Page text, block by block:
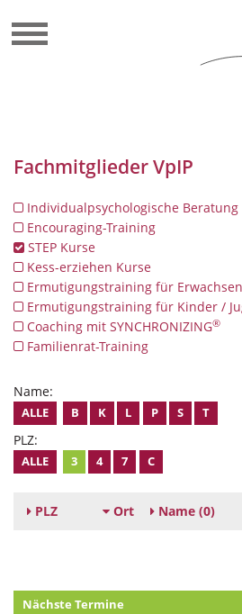
Fachmitglieder VpIP
Individualpsychologische Beratung
Encouraging-Training
STEP Kurse
Kess-erziehen Kurse
Ermutigungstraining für
Ermutigungstraining für Kinder /
Coaching mit SYNCHRONIZING®
Familienrat-Training
Name:
ALLE B K L P S T
PLZ:
ALLE 3 4 7 C
PLZ Ort Name (0)
Nächste Termine